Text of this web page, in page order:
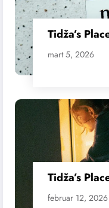
Tidža’s
mart 5, 2026
Tidža’s
februar 12, 2026